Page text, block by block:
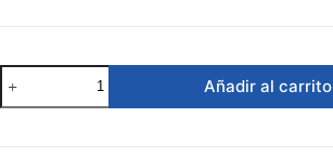
Omeprazol
20mg
7
Añadir al carrito